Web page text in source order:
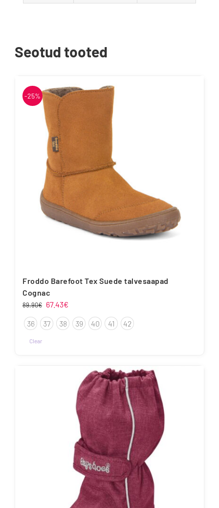
Seotud tooted
-25%
Froddo Barefoot Tex Suede talvesaapad
Cognac
89.90€ Algne
hind
oli:
67.43€
hind
on:
36 37 38 39 40 41 42
Clear